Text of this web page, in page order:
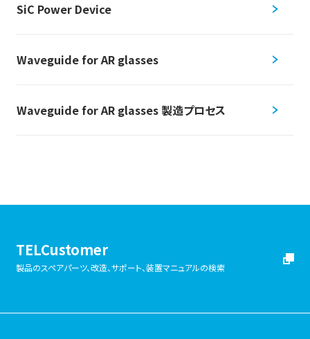
SiC Power Device
Waveguide for AR glasses
Waveguide for AR glasses 製造プロセス
TELCustomer
製品のスペアパーツ、改造、サポート、装置マニュアルの検索